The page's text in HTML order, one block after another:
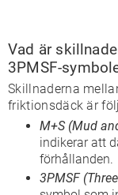
Vad är
3PMSF-
Skillnaderna
friktionsdäck är
M+S (Mud
indikerar att
förhållanden.
3PMSF